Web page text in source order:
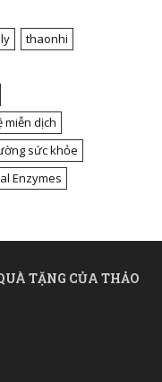
thaonhi
miễn dịch
sức khỏe
Enzymes
TẶNG CỦA THẢO